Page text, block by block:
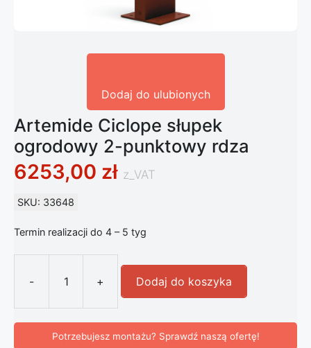
Dodaj do ulubionych
Artemide Ciclope słupek
ogrodowy 2-punktowy rdza
6253,00 zł z_VAT
SKU: 33648
Termin realizacji do 4 – 5 tyg
-
ilość Artemide Ciclope słupek
+ Dodaj do koszyka
Potrzebujesz montażu? Sprawdź naszą ofertę!